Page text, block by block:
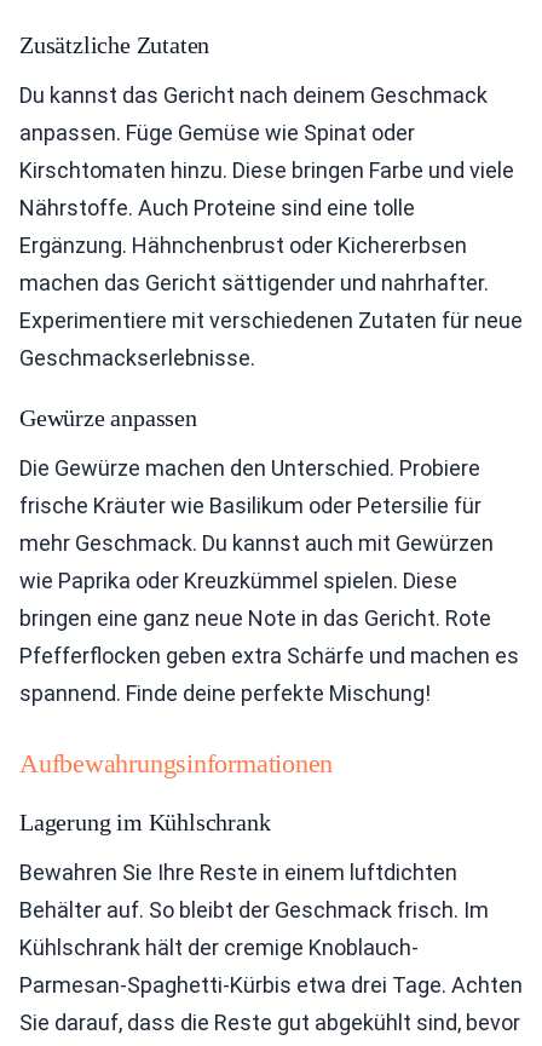
Zusätzliche Zutaten
Du kannst das Gericht nach deinem Geschmack
anpassen. Füge Gemüse wie Spinat oder
Kirschtomaten hinzu. Diese bringen Farbe und viele
Nährstoffe. Auch Proteine sind eine tolle
Ergänzung. Hähnchenbrust oder Kichererbsen
machen das Gericht sättigender und nahrhafter.
Experimentiere mit verschiedenen Zutaten für neue
Geschmackserlebnisse.
Gewürze anpassen
Die Gewürze machen den Unterschied. Probiere
frische Kräuter wie Basilikum oder Petersilie für
mehr Geschmack. Du kannst auch mit Gewürzen
wie Paprika oder Kreuzkümmel spielen. Diese
bringen eine ganz neue Note in das Gericht. Rote
Pfefferflocken geben extra Schärfe und machen es
spannend. Finde deine perfekte Mischung!
Aufbewahrungsinformationen
Lagerung im Kühlschrank
Bewahren Sie Ihre Reste in einem luftdichten
Behälter auf. So bleibt der Geschmack frisch. Im
Kühlschrank hält der cremige Knoblauch-
Parmesan-Spaghetti-Kürbis etwa drei Tage. Achten
Sie darauf, dass die Reste gut abgekühlt sind, bevor